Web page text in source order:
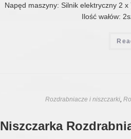
Napęd maszyny: Silnik elektryczny 2
Ilość wałów:
Rozdrabniacze i niszczarki,
Niszczarka